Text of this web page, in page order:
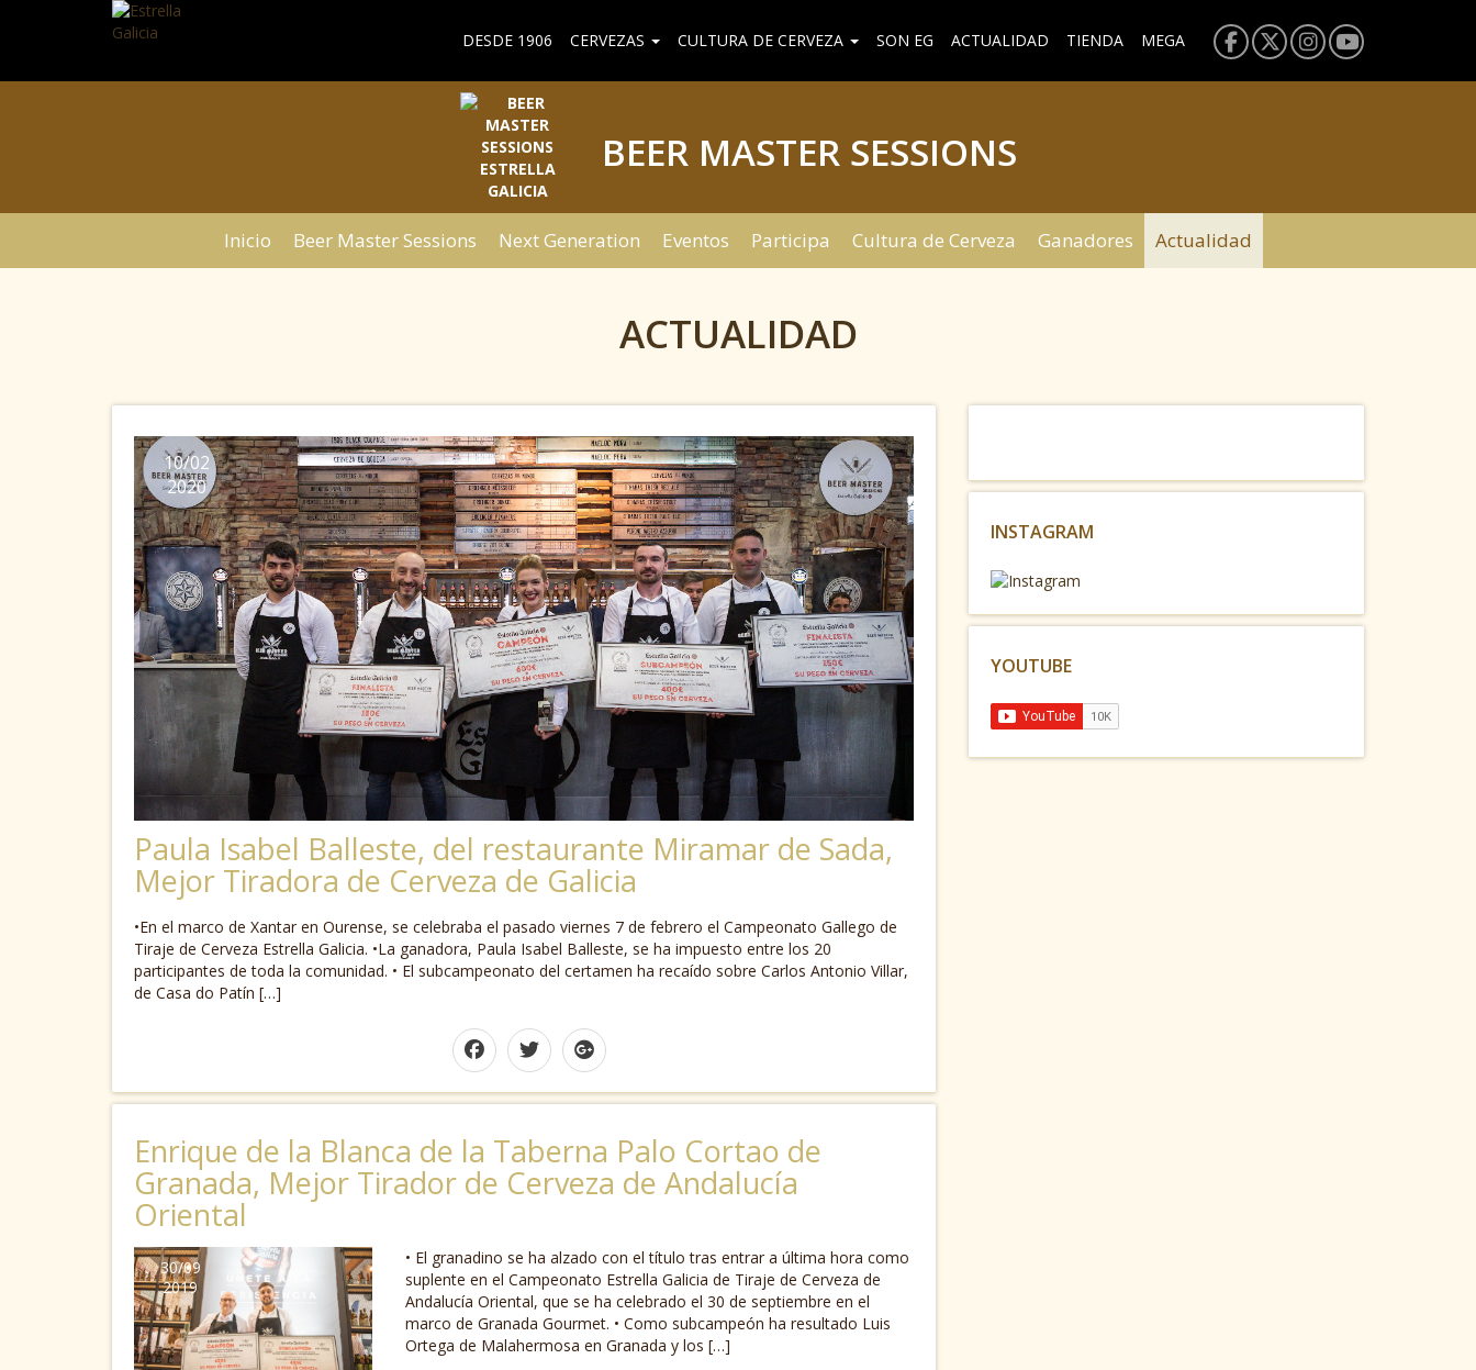
DESDE 1906 CERVEZAS CULTURA DE CERVEZA SON EG ACTUALIDAD TIENDA MEGA
BEER MASTER SESSIONS
Inicio Beer Master Sessions Next Generation Eventos Participa Cultura de Cerveza Ganadores Actualidad
ACTUALIDAD
10/02
2020
Paula Isabel Balleste, del restaurante Miramar de Sada,
Mejor Tiradora de Cerveza de Galicia
•En el marco de Xantar en Ourense, se celebraba el pasado viernes 7 de febrero el Campeonato Gallego de
Tiraje de Cerveza Estrella Galicia. •La ganadora, Paula Isabel Balleste, se ha impuesto entre los 20
participantes de toda la comunidad. • El subcampeonato del certamen ha recaído sobre Carlos Antonio Villar,
de Casa do Patín […]
Enrique de la Blanca de la Taberna Palo Cortao de
Granada, Mejor Tirador de Cerveza de Andalucía
Oriental
30/09
2019
• El granadino se ha alzado con el título tras entrar a última hora como
suplente en el Campeonato Estrella Galicia de Tiraje de Cerveza de
Andalucía Oriental, que se ha celebrado el 30 de septiembre en el
marco de Granada Gourmet. • Como subcampeón ha resultado Luis
Ortega de Malahermosa en Granada y los […]
INSTAGRAM
YOUTUBE